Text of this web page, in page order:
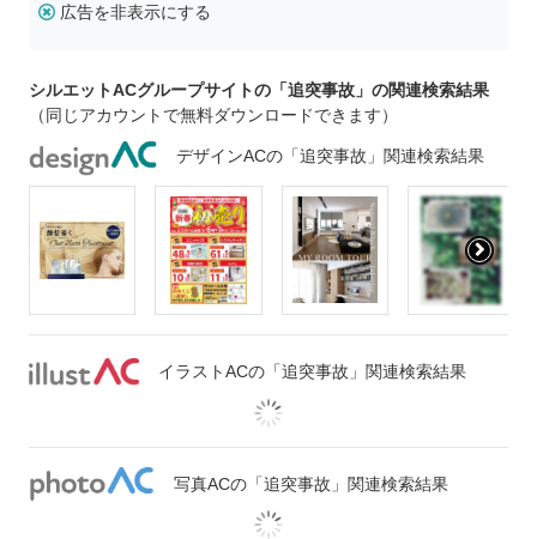
広告を非表示にする
シルエットACグループサイトの「追突事故」の関連検索結果
（同じアカウントで無料ダウンロードできます）
デザインACの「追突事故」関連検索結果
イラストACの「追突事故」関連検索結果
写真ACの「追突事故」関連検索結果